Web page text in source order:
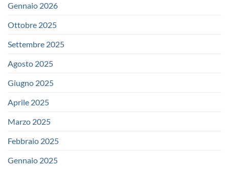
Gennaio 2026
Ottobre 2025
Settembre 2025
Agosto 2025
Giugno 2025
Aprile 2025
Marzo 2025
Febbraio 2025
Gennaio 2025